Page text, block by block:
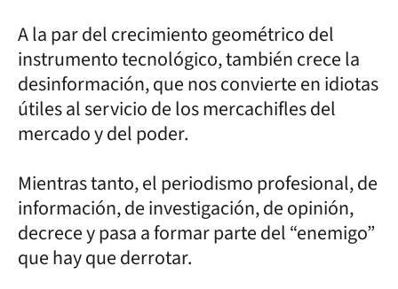
A la par del crecimiento geométrico del
instrumento tecnológico, también crece la
desinformación, que nos convierte en idiotas
útiles al servicio de los mercachifles del
mercado y del poder.
Mientras tanto, el periodismo profesional, de
información, de investigación, de opinión,
decrece y pasa a formar parte del “enemigo”
que hay que derrotar.